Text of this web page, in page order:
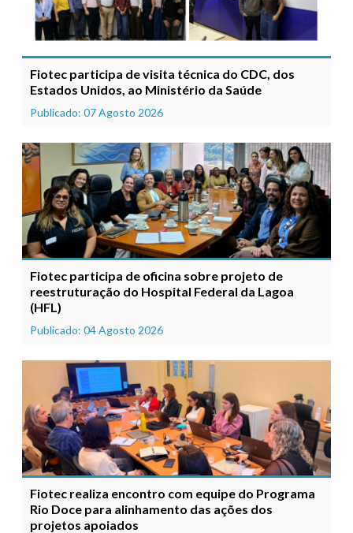
Fiotec participa de visita técnica do CDC, dos
Estados Unidos, ao Ministério da Saúde
Publicado: 07 Agosto 2026
Fiotec participa de oficina sobre projeto de
reestruturação do Hospital Federal da Lagoa
(HFL)
Publicado: 04 Agosto 2026
Fiotec realiza encontro com equipe do Programa
Rio Doce para alinhamento das ações dos
projetos apoiados